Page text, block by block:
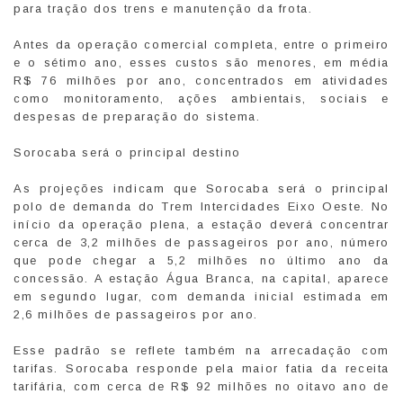
para tração dos trens e manutenção da frota.
Antes da operação comercial completa, entre o primeiro
e o sétimo ano, esses custos são menores, em média
R$ 76 milhões por ano, concentrados em atividades
como monitoramento, ações ambientais, sociais e
despesas de preparação do sistema.
Sorocaba será o principal destino
As projeções indicam que Sorocaba será o principal
polo de demanda do Trem Intercidades Eixo Oeste. No
início da operação plena, a estação deverá concentrar
cerca de 3,2 milhões de passageiros por ano, número
que pode chegar a 5,2 milhões no último ano da
concessão. A estação Água Branca, na capital, aparece
em segundo lugar, com demanda inicial estimada em
2,6 milhões de passageiros por ano.
Esse padrão se reflete também na arrecadação com
tarifas. Sorocaba responde pela maior fatia da receita
tarifária, com cerca de R$ 92 milhões no oitavo ano de